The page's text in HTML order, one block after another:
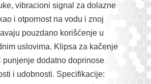
vibracioni signal za dolazne
i otpornost na vodu i znoj
pouzdano korišćenje u
uslovima. Klipsa za kačenje
punjenje dodatno doprinose
i udobnosti. Specifikacije: